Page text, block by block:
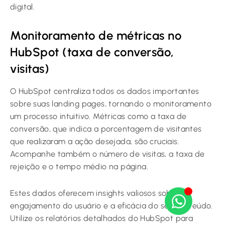
digital.
Monitoramento de métricas no
HubSpot (taxa de conversão,
visitas)
O HubSpot centraliza todos os dados importantes
sobre suas landing pages, tornando o monitoramento
um processo intuitivo. Métricas como a taxa de
conversão, que indica a porcentagem de visitantes
que realizaram a ação desejada, são cruciais.
Acompanhe também o número de visitas, a taxa de
rejeição e o tempo médio na página.
Estes dados oferecem insights valiosos sobre o
engajamento do usuário e a eficácia do seu conteúdo.
Utilize os relatórios detalhados do HubSpot para